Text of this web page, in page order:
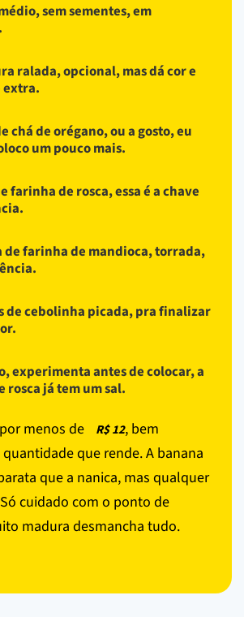
sem sementes, em
ralada, opcional, mas dá cor e
chá de orégano, ou a gosto, eu
um pouco mais.
farinha de rosca, essa é a chave
de farinha de mandioca, torrada,
de cebolinha picada, pra finalizar
experimenta antes de colocar, a
rosca já tem um sal.
menos de R$ 12, bem
que rende. A banana
que a nanica, mas qualquer
cuidado com o ponto de
madura desmancha tudo.